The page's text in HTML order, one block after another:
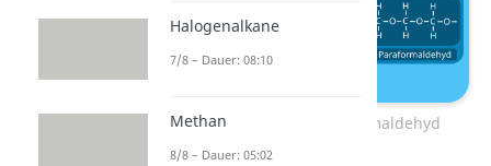
Formaldehyd zu Paraformaldehyd
Halogenalkane
7/8 – Dauer: 08:10
Methan
8/8 – Dauer: 05:02